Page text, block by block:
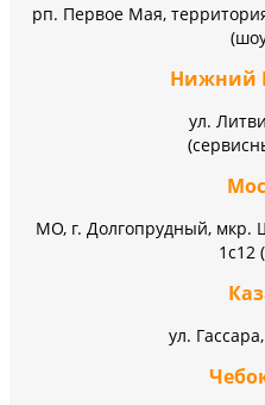
рп. Первое Мая,
Нижний
ул.
МО, г. Долгопрудный, мкр.
1с12
ул.